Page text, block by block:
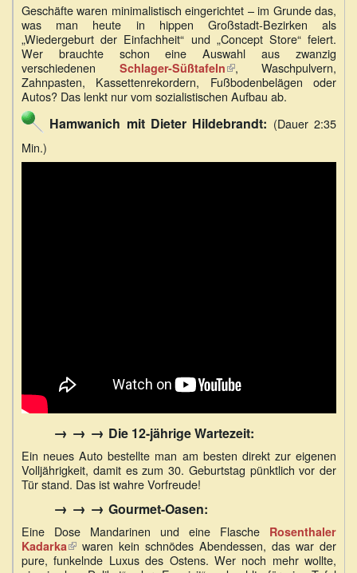
Geschäfte waren minimalistisch eingerichtet – im Grunde das,
was man heute in hippen Großstadt-Bezirken als
„Wiedergeburt der Einfachheit“ und „Concept Store“ feiert.
Wer brauchte schon eine Auswahl aus zwanzig
verschiedenen Schlager-Süßtafeln(Link
ist
extern)
, Waschpulvern,
Zahnpasten, Kassettenrekordern, Fußbodenbelägen oder
Autos? Das lenkt nur vom sozialistischen Aufbau ab.
Hamwanich mit Dieter Hildebrandt: (Dauer 2:35
Min.)
→ → → Die 12-jährige Wartezeit:
Ein neues Auto bestellte man am besten direkt zur eigenen
Volljährigkeit, damit es zum 30. Geburtstag pünktlich vor der
Tür stand. Das ist wahre Vorfreude!
→ → → Gourmet-Oasen:
Eine Dose Mandarinen und eine Flasche Rosenthaler
Kadarka(Link
ist
waren kein schnödes Abendessen, das war der
pure, funkelnde Luxus des Ostens. Wer noch mehr wollte,